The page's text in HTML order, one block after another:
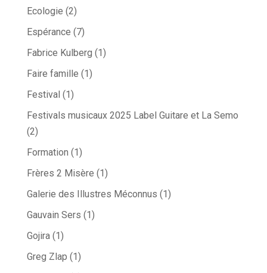
Ecologie (2)
Espérance (7)
Fabrice Kulberg (1)
Faire famille (1)
Festival (1)
Festivals musicaux 2025 Label Guitare et La Semo
(2)
Formation (1)
Frères 2 Misère (1)
Galerie des Illustres Méconnus (1)
Gauvain Sers (1)
Gojira(1)
Greg Zlap (1)